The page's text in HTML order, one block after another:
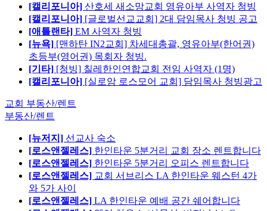
[캘리포니아] 산호세 새소망교회 영유아부 사역자 청빙
[캘리포니아] [글로벌선교교회] 2대 담임목사 청빙 공고
[애틀랜타] EM 사역자 청빙
[뉴욕] [맨하탄 IN2교회] 차세대총괄, 영유아부(한어권)
초등부(영어권) 목회자 청빙.
[기타] [청빙] 칠레한인연합교회 전임 사역자 (1명)
[캘리포니아] [실로암 로스모어 교회] 담임목사 청빙광고
교회 부동산/렌트
부동산/렌트
[뉴저지] 선교사 숙소
[로스앤젤레스] 한인타운 5분거리 교회 장소 렌트합니다
[로스앤젤레스] 한인타운 5분거리 오피스 렌트합니다
[로스앤젤레스] 교회 서브리스 LA 한인타운 웨스턴 4가
와 5가 사이
[로스앤젤레스] LA 한인타운 예배 공간 쉐어합니다